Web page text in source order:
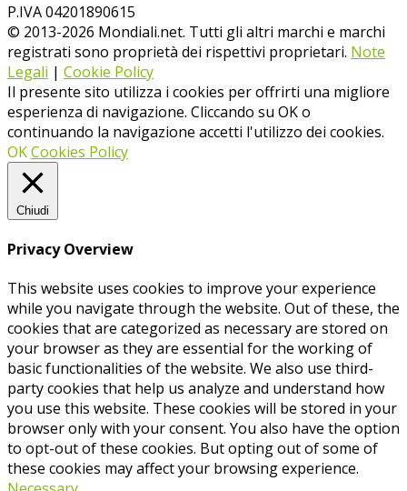
P.IVA 04201890615
© 2013-2026 Mondiali.net. Tutti gli altri marchi e marchi
registrati sono proprietà dei rispettivi proprietari. Note
Legali | Cookie Policy
Il presente sito utilizza i cookies per offrirti una migliore
esperienza di navigazione. Cliccando su OK o
continuando la navigazione accetti l'utilizzo dei cookies.
OKCookies Policy
Chiudi
Privacy Overview
This website uses cookies to improve your experience
while you navigate through the website. Out of these, the
cookies that are categorized as necessary are stored on
your browser as they are essential for the working of
basic functionalities of the website. We also use third-
party cookies that help us analyze and understand how
you use this website. These cookies will be stored in your
browser only with your consent. You also have the option
to opt-out of these cookies. But opting out of some of
these cookies may affect your browsing experience.